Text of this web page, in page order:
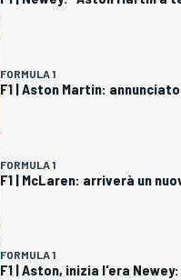
FORMULA 1
F1 | Aston Martin:
FORMULA 1
F1 | McLaren: arriverà un
FORMULA 1
F1 | Aston, inizia l'era